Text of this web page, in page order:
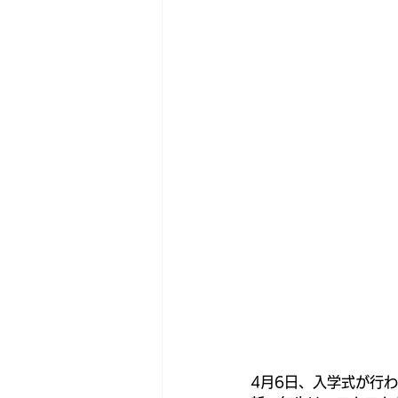
4月6日、入学式が行わ